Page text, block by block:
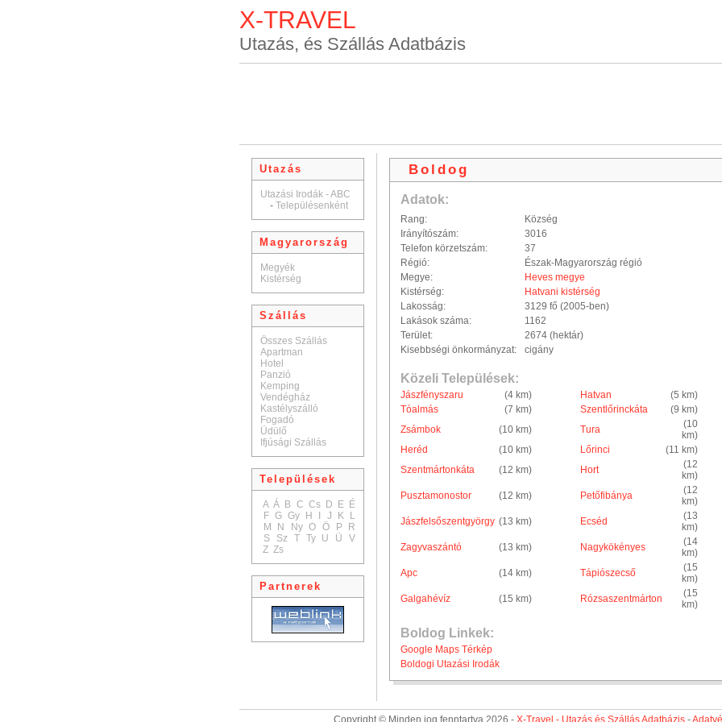
X-TRAVEL
Utazás, és Szállás Adatbázis
Utazás
Utazási Irodák - ABC
- Településenként
Magyarország
Megyék
Kistérség
Szállás
Összes Szállás
Apartman
Hotel
Panzió
Kemping
Vendégház
Kastélyszálló
Fogadó
Üdülő
Ifjúsági Szállás
Települések
A Á B C Cs D E É
F G Gy H J K
L
M
N Ny O Ö P
R
S
Sz T Ty U Ü
V
Z Zs
Partnerek
Boldog
Adatok:
Rang:
Község
Irányítószám:
3016
Telefon körzetszám:
37
Régió:
Észak-Magyarország régió
Megye:
Heves megye
Kistérség:
Hatvani kistérség
Lakosság:
3129 fő (2005-ben)
Lakások száma:
1162
Terület:
2674 (hektár)
Kisebbségi önkormányzat:
cigány
Közeli Települések:
Jászfényszaru (4 km) Hatvan
(5 km)
Tóalmás
(7 km) Szentlőrinckáta
(9 km)
Zsámbok
(10 km) Tura
(10
km)
Heréd
(10 km) Lőrinci
(11 km)
Szentmártonkáta
(12 km) Hort
(12
km)
Pusztamonostor
(12 km) Petőfibánya
(12
km)
Jászfelsőszentgyörgy (13 km) Ecséd
(13
km)
Zagyvaszántó
(13 km) Nagykökényes
(14
km)
Apc
(14 km) Tápiószecső
(15
km)
Galgahévíz
(15 km) Rózsaszentmárton
(15
km)
Boldog Linkek:
Google Maps Térkép
Boldogi Utazási Irodák
Copyright © Minden jog fenntartva 2026 - X-Travel - Utazás és Szállás Adatbázis-